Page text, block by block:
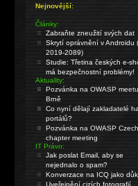
Nejnovější:
Články:
Zabraňte zneužití svých dat
Skrytí oprávnění v Androidu
2019-2089)
Studie: Třetina českých e-
má bezpečnostní problémy!
Aktuality:
Pozvánka na OWASP
Brně
Co nyní dělají zakladatelé
portálů?
Pozvánka na OWASP Czech
chapter meeting
IT Právo:
Jak poslat Email, aby se
nejednalo o spam?
Konverzace na ICQ jako
Uveřejnění cizích fotografií